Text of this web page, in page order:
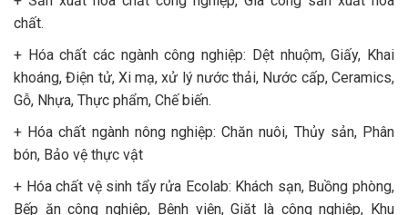
chất.
+ Hóa chất các ngành công nghiệp: Dệt nhuộm, Giấy, Khai
khoáng, Điện tử, Xi mạ, xử lý nước thải, Nước cấp, Ceramics,
Gỗ, Nhựa, Thực phẩm, Chế biến.
+ Hóa chất ngành nông nghiệp: Chăn nuôi, Thủy sản, Phân
bón, Bảo vệ thực vật
+ Hóa chất vệ sinh tẩy rửa Ecolab: Khách sạn, Buồng phòng,
Bếp ăn công nghiệp, Bệnh viện, Giặt là công nghiệp, Khu